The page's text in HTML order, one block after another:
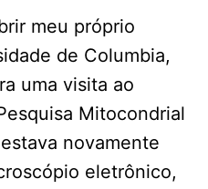
meu próprio
de Columbia,
uma visita ao
Mitocondrial
novamente
eletrônico,